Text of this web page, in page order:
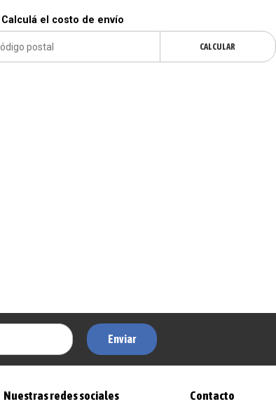
el costo de envío
CALCULAR
Enviar
Nuestras redes sociales Contacto